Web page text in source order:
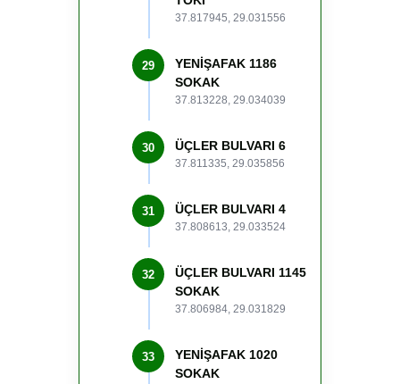
37.817945, 29.031556
29
YENİŞAFAK 1186
SOKAK
37.813228, 29.034039
30 ÜÇLER BULVARI 6
37.811335, 29.035856
31 ÜÇLER BULVARI 4
37.808613, 29.033524
32
ÜÇLER BULVARI 1145
SOKAK
37.806984, 29.031829
33
YENİŞAFAK 1020
SOKAK